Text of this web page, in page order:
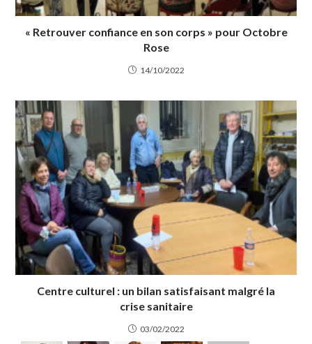
« Retrouver confiance en son corps » pour Octobre
Rose
14/10/2022
Centre culturel : un bilan satisfaisant malgré la
crise sanitaire
03/02/2022